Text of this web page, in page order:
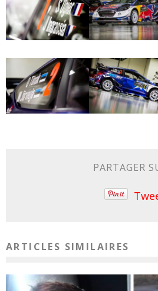
PARTAGER
ARTICLES SIMILAIRES